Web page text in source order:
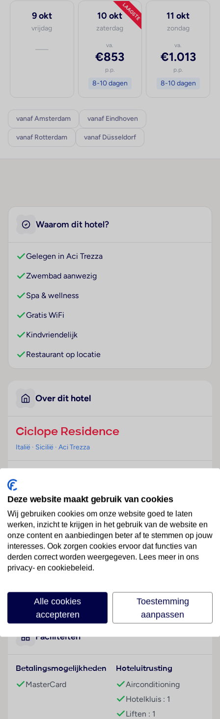
9 okt
vrijdag
—
LAAGSTE
10 okt
zaterdag
va.
€853
p.p.
8-10 dagen
11 okt
zondag
va.
€1.013
p.p.
8-10 dagen
vanaf Amsterdam vanaf Eindhoven
vanaf Rotterdam vanaf Düsseldorf
Waarom dit hotel?
Gelegen in Aci Trezza
Zwembad aanwezig
Spa & wellness
Gratis WiFi
Kindvriendelijk
Restaurant op locatie
Over dit hotel
Ciclope Residence
Italië · Sicilië · Aci Trezza
Dit resort bevindt zich op ongeveer 6 km van het
centrum van Aci Castello.
Hotelfaciliteiten
Engels- en Franstalig personeel bij de receptie in de
ontvangsthal is hulZwembadzichtaardig bij het in- en
uitchecken. Een bagagedepot en een kluis bieden de
nodige service. In de openbare ruimtes is Wi-Fi
beschikt over meerdere voor gehandicapten
toegankelijke vrijetijdsbestedingen. Het verblijf
beschikt over faciliteiten voor rolstoelgebruikers en
een lift. Een supermarkt en andere winkels zijn
en recreatie. Om te parkeren hebben de gasten de
beschikking over een garage en een parkeerplaats
(tegen toeslag). Tot de aangeboden diensten horen
Lees meer
Faciliteiten
Betalingsmogelijkheden
MasterCard
Hoteluitrusting
Airconditioning
Hotelkluis : 1
Liften : 1
Deze website maakt gebruik van cookies
Wij gebruiken cookies om onze website goed te laten
werken, inzicht te krijgen in het gebruik van de website en
onze content en aanbiedingen beter af te stemmen op jouw
interesses. Ook zorgen cookies ervoor dat functies van
derden correct worden weergegeven. Lees meer in ons
privacy- en cookiebeleid.
Alle cookies
accepteren
Toestemming
aanpassen